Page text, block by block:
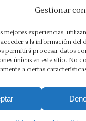
Gestionar
mejores experiencias,
a la información del
permitirá procesar datos
únicas en este sitio. No
a ciertas
page
opens
pagepagepage
opens
page